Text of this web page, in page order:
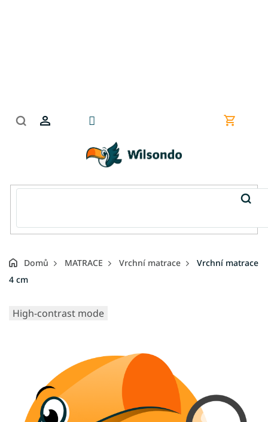
Nákupní
Domů MATRACE Vrchní matrace
Vrchní matrace
4 cm
High-contrast mode